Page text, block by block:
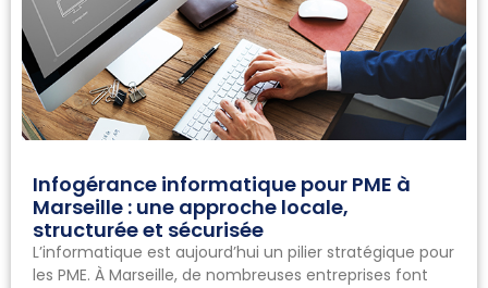
Infogérance informatique pour PME à
Marseille : une approche locale,
structurée et sécurisée
L’informatique est aujourd’hui un pilier stratégique pour
les PME. À Marseille, de nombreuses entreprises font